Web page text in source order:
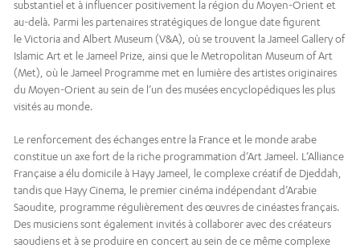
substantiel et à influencer positivement la région du Moyen-Orient et
au-delà. Parmi les partenaires stratégiques de longue date figurent
le Victoria and Albert Museum (V&A), où se trouvent la Jameel Gallery of
Islamic Art et le Jameel Prize, ainsi que le Metropolitan Museum of Art
(Met), où le Jameel Programme met en lumière des artistes originaires
du Moyen-Orient au sein de l’un des musées encyclopédiques les plus
visités au monde.
Le renforcement des échanges entre la France et le monde arabe
constitue un axe fort de la riche programmation d’Art Jameel. L’Alliance
Française a élu domicile à Hayy Jameel, le complexe créatif de Djeddah,
tandis que Hayy Cinema, le premier cinéma indépendant d’Arabie
Saoudite, programme régulièrement des œuvres de cinéastes français.
Des musiciens sont également invités à collaborer avec des créateurs
saoudiens et à se produire en concert au sein de ce même complexe